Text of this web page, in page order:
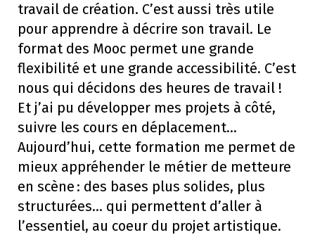
travail de création. C’est aussi très utile
pour apprendre à décrire son travail. Le
format des Mooc permet une grande
flexibilité et une grande accessibilité. C’est
nous qui décidons des heures de travail !
Et j’ai pu développer mes projets à côté,
suivre les cours en déplacement…
Aujourd’hui, cette formation me permet de
mieux appréhender le métier de metteure
en scène : des bases plus solides, plus
structurées… qui permettent d’aller à
l’essentiel, au coeur du projet artistique.